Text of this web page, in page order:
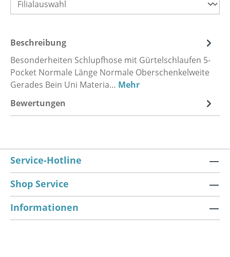
Beschreibung
Besonderheiten Schlupfhose mit Gürtelschlaufen 5-
Pocket Normale Länge Normale Oberschenkelweite
Gerades Bein Uni Materia… Mehr
Bewertungen
Service-Hotline
Shop Service
Informationen